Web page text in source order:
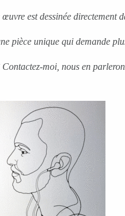
est dessinée directement
pièce unique qui demande
moi, nous en